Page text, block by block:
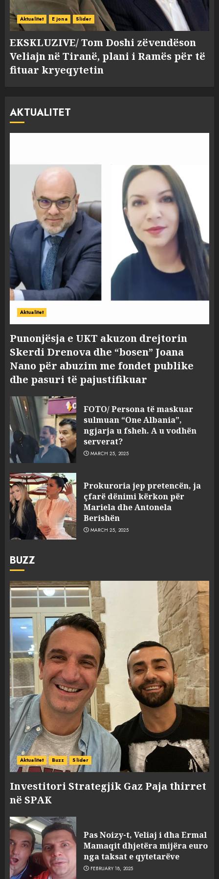
Aktualitet E jona Slider
EKSKLUZIVE/ Tom Doshi zëvendëson
Veliajn në Tiranë, plani i Ramës për të
fituar kryeqytetin
AKTUALITET
Aktualitet
Punonjësja e UKT akuzon drejtorin
Skerdi Drenova dhe “bosen” Joana
Nano për abuzim me fondet publike
dhe pasuri të pajustifikuar
FOTO/ Persona të maskuar
sulmuan “One Albania”,
ngjarja u fsheh. A u vodhën
serverat?
MARCH 25, 2025
Prokuroria jep pretencën, ja
çfarë dënimi kërkon për
Mariela dhe Antonela
Berishën
MARCH 25, 2025
BUZZ
Aktualitet Buzz Slider
Investitori Strategjik Gaz Paja thirret
në SPAK
Pas Noizy-t, Veliaj i dha Ermal
Mamaqit dhjetëra mijëra euro
nga taksat e qytetarëve
FEBRUARY 18, 2025